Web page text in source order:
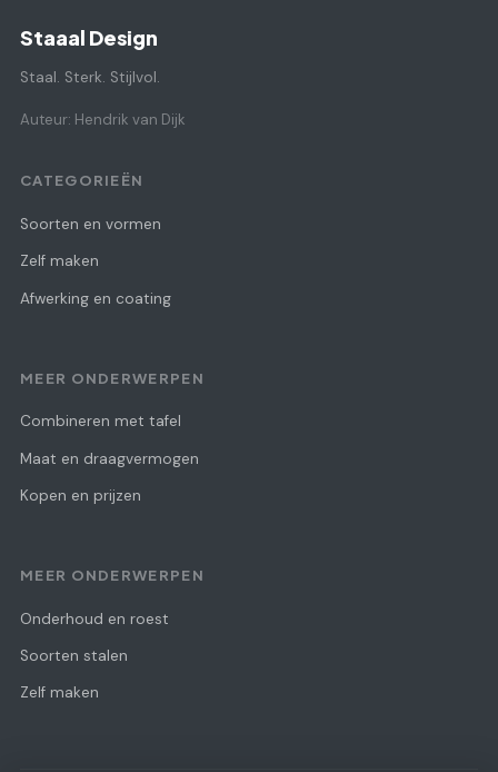
Staaal Design
Staal. Sterk. Stijlvol.
Auteur: Hendrik van Dijk
CATEGORIEËN
Soorten en vormen
Zelf maken
Afwerking en coating
MEER ONDERWERPEN
Combineren met tafel
Maat en draagvermogen
Kopen en prijzen
MEER ONDERWERPEN
Onderhoud en roest
Soorten stalen
Zelf maken